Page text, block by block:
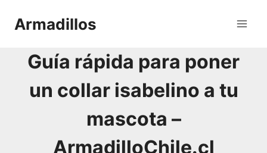
Armadillos
Guía rápida para poner
un collar isabelino a tu
mascota –
ArmadilloChile.cl